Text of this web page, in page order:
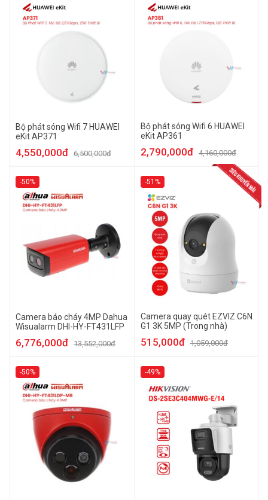
Bộ phát sóng Wifi 7 HUAWEI
eKit AP371
4,550,000đ 6,500,000đ
Bộ phát sóng Wifi 6 HUAWEI
eKit AP361
2,790,000đ 4,160,000đ
-50%
Camera báo cháy 4MP Dahua
Wisualarm DHI-HY-FT431LFP
6,776,000đ 13,552,000đ
-51%
Camera quay quét EZVIZ C6N
G1 3K 5MP (Trong nhà)
515,000đ 1,059,000đ
-50% -49%